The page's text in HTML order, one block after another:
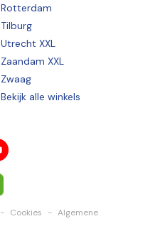
Rotterdam
Tilburg
Utrecht XXL
Zaandam XXL
Zwaag
Bekijk alle winkels
Cookies
Algemene